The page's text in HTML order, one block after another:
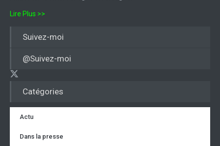
Catégories
Actu
Dans la presse
Lire Plus >>
Suivez-moi
@Suivez-moi